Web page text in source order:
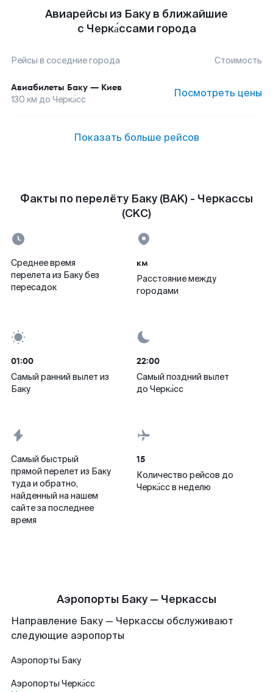
Авиарейсы из Баку в ближайшие
с Черка́ссами города
Рейсы в соседние города Стоимость
Авиабилеты Баку — Киев
130 км до Черка́сс Посмотреть цены
Показать больше рейсов
Факты по перелёту Баку (BAK) - Черкассы
(CKC)
Среднее время
перелета из Баку без
пересадок
км
Расстояние между
городами
01:00
Самый ранний вылет из
Баку
22:00
Самый поздний вылет
до Черка́сс
Самый быстрый
прямой перелет из Баку
туда и обратно,
найденный на нашем
сайте за последнее
время
15
Количество рейсов до
Черка́сс в неделю
Аэропорты Баку — Черкассы
Направление Баку — Черкассы обслуживают
следующие аэропорты
Аэропорты Баку
Аэропорты Черка́сс